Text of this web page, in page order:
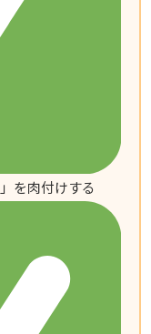
を肉付けする